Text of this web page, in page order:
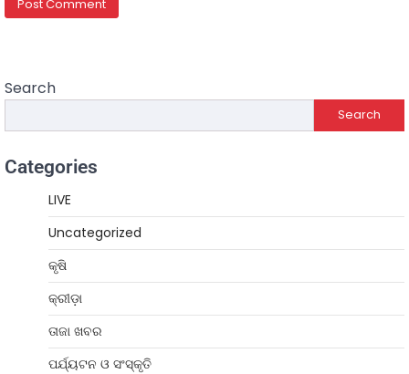
Search
Search
Categories
LIVE
Uncategorized
କୃଷି
କ୍ରୀଡ଼ା
ତାଜା ଖବର
ପର୍ଯ୍ୟଟନ ଓ ସଂସ୍କୃତି